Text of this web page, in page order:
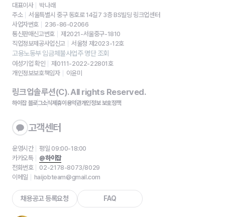
대표이사
박나래
주소
서울특별시 중구 동호로 14길7 3층 BS빌딩 링크업센터
사업자번호
236-86-02066
통신판매신고번호
제2021-서울중구-1810
직업정보제공사업신고
서울청 제2023-12호
고용노동부 임금체불사업주 명단 조회
여성기업 확인
제0111-2022-22801호
개인정보보호책임자
이윤미
링크업솔루션(C). All rights Reserved.
하이잡 블로그소식제휴이용약관개인정보 보호정책
고객센터
운영시간
평일 09:00-18:00
카카오톡
@하이잡
전화번호
02-2178-8073/8029
이메일
haijobteam@gmail.com
채용공고 등록요청 FAQ